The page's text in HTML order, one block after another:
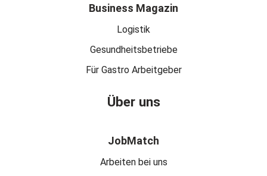
Business Magazin
Logistik
Gesundheitsbetriebe
Für Gastro Arbeitgeber
Über uns
JobMatch
Arbeiten bei uns